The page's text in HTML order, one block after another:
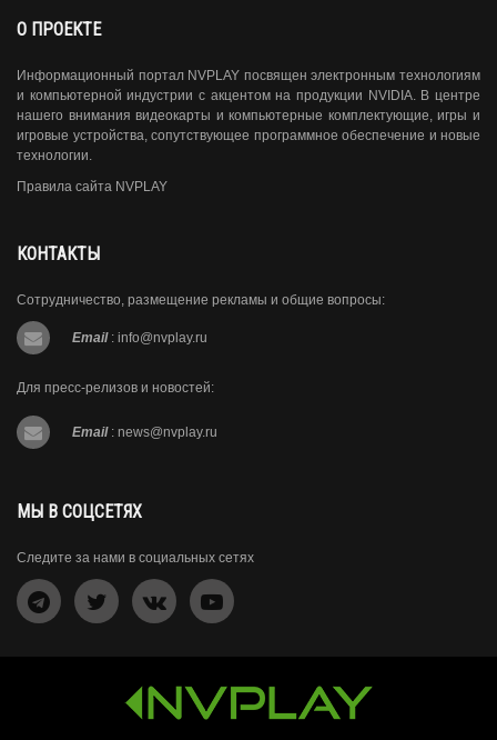
О ПРОЕКТЕ
Информационный портал NVPLAY посвящен электронным технологиям
и компьютерной индустрии с акцентом на продукции NVIDIA. В центре
нашего внимания видеокарты и компьютерные комплектующие, игры и
игровые устройства, сопутствующее программное обеспечение и новые
технологии.
Правила сайта NVPLAY
КОНТАКТЫ
Сотрудничество, размещение рекламы и общие вопросы:
Email : info@nvplay.ru
Для пресс-релизов и новостей:
Email : news@nvplay.ru
МЫ В СОЦСЕТЯХ
Следите за нами в социальных сетях